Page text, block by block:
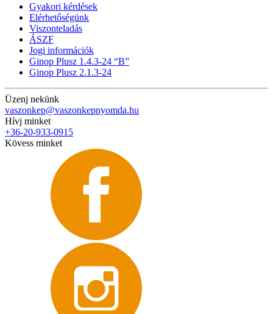
Gyakori kérdések
Elérhetőségünk
Viszonteladás
ÁSZF
Jogi információk
Ginop Plusz 1.4.3-24 “B”
Ginop Plusz 2.1.3-24
Üzenj nekünk
vaszonkep@vaszonkepnyomda.hu
Hívj minket
+36-20-933-0915
Kövess minket